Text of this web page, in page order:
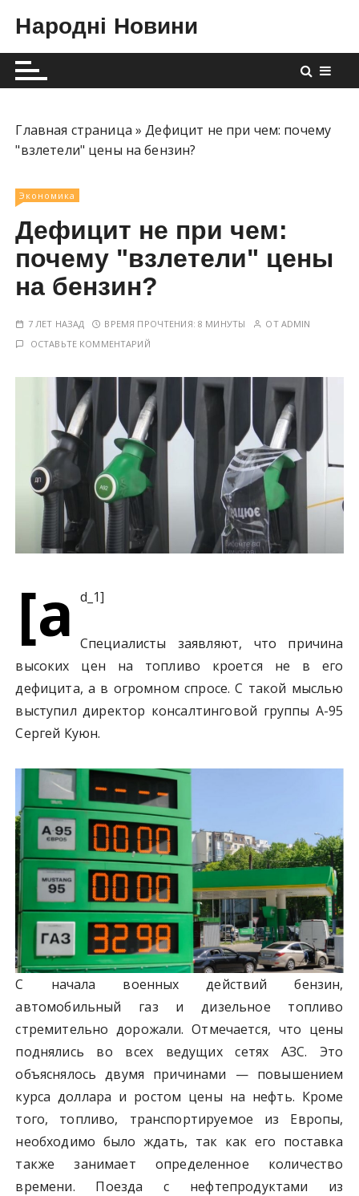
р
й
Народні Новини
Главная страница »Дефицит не при чем: почему
"взлетели" цены на бензин?
Экономика
Дефицит не при чем:
почему "взлетели" цены
на бензин?
7 ЛЕТ НАЗАД ВРЕМЯ ПРОЧТЕНИЯ:8 МИНУТЫ ОТ ADMIN
ОСТАВЬТЕ КОММЕНТАРИЙ
[a d_1]
Специалисты заявляют, что причина
высоких цен на топливо кроется не в его
дефицита, а в огромном спросе. С такой мыслью
выступил директор консалтинговой группы А-95
Сергей Куюн.
С начала военных действий бензин,
автомобильный газ и дизельное топливо
стремительно дорожали. Отмечается, что цены
поднялись во всех ведущих сетях АЗС. Это
объяснялось двумя причинами — повышением
курса доллара и ростом цены на нефть. Кроме
того, топливо, транспортируемое из Европы,
необходимо было ждать, так как его поставка
также занимает определенное количество
времени. Поезда с нефтепродуктами из